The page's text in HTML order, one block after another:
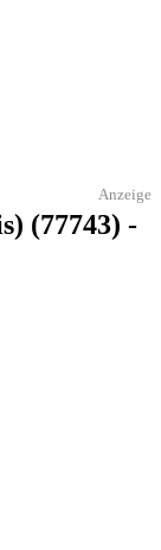
Anzeige
(77743) -